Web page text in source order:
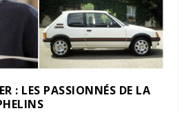
: LES PASSIONNÉS DE LA